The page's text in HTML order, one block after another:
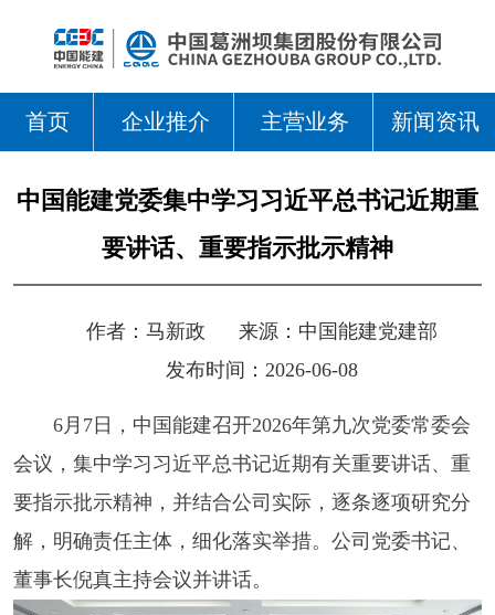
首页 企业推介 主营业务 新闻资讯
中国能建党委集中学习习近平总书记近期重
要讲话、重要指示批示精神
作者： 马新政 来源： 中国能建党建部
发布时间：2026-06-08
6月7日，中国能建召开2026年第九次党委常委会
会议，集中学习习近平总书记近期有关重要讲话、重
要指示批示精神，并结合公司实际，逐条逐项研究分
解，明确责任主体，细化落实举措。公司党委书记、
董事长倪真主持会议并讲话。